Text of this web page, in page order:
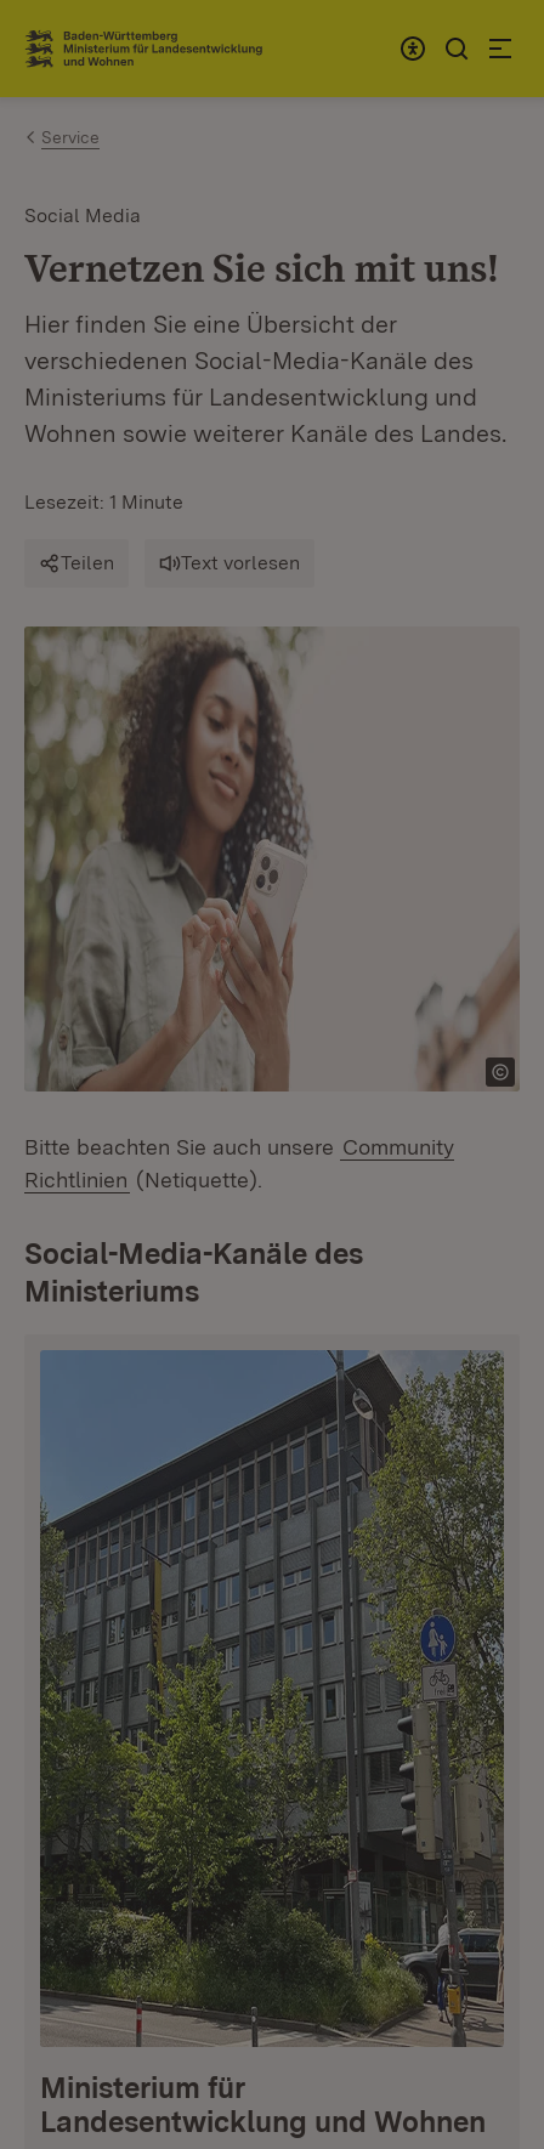
Zum Inhalt springen
Link zur Startseite
Service
Social Media
Vernetzen Sie sich mit uns!
Hier finden Sie eine Übersicht der
verschiedenen Social-Media-Kanäle des
Ministeriums für Landesentwicklung und
Wohnen sowie weiterer Kanäle des Landes.
Lesezeit: 1 Minute
Teilen Text vorlesen
Bitte beachten Sie auch unsere Community
Richtlinien (Netiquette).
Social-Media-Kanäle des
Ministeriums
Ministerium für
Landesentwicklung und Wohnen